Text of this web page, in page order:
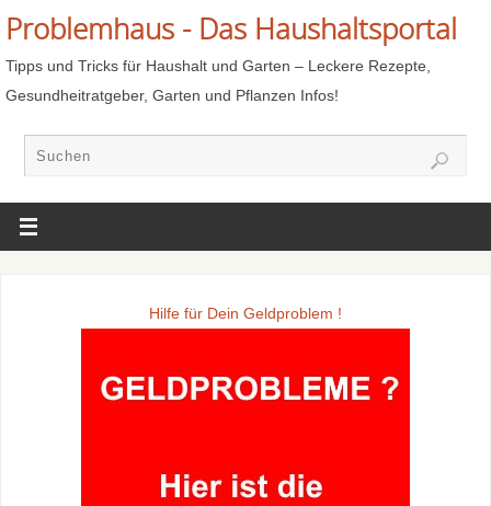
Problemhaus - Das Haushaltsportal
Tipps und Tricks für Haushalt und Garten – Leckere Rezepte,
Gesundheitratgeber, Garten und Pflanzen Infos!
Hilfe für Dein Geldproblem !